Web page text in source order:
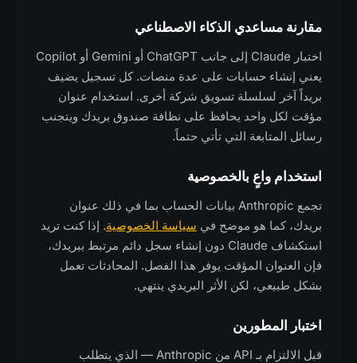
مقارنة مساعدي الذكاء الاصطناعي
اختبار Claude إلى جانب ChatGPT أو Gemini أو Copilot
يعني إنشاء حسابات على عدة منصات. كل تسجيل يضيف
بريداً آخر لسلسلة تسويق شركة أخرى. استخدام عنوان
مؤقت لكل واحد يحافظ على نظافة صندوق بريدك ويتجنب
رسائل المتابعة التي تأتي حتماً.
استخدام واعٍ بالخصوصية
تجمع Anthropic بيانات الحساب بما في ذلك عنوان
بريدك، كما هو موضح في سياسة الخصوصية. إذا كنت تريد
استكشاف Claude دون إنشاء سجل دائم مرتبط ببريدك،
فإن العنوان المؤقت يوفر هذا الفصل. المحادثات تعمل
بشكل طبيعي، لكن الأثر البريدي ينتهي.
اختبار المطورين
قبل الالتزام بـ API من Anthropic — الذي يتطلب